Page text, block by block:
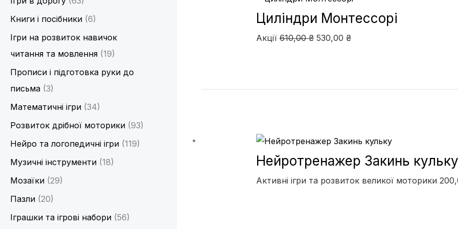
Книги і посібники (6)
Ігри на розвиток навичок
читання та мовлення (19)
Прописи і підготовка руки до
письма (3)
Математичні ігри (34)
Розвиток дрібної моторики (93)
Нейро та логопедичні ігри (119)
Музичні інструменти (18)
Мозаїки (29)
Пазли (20)
Іграшки та ігрові набори (56)
Циліндри Монтессорі
Акції610,00₴ 530,00 ₴
Нейротренажер Закинь кульку
Активні ігри та розвиток великої моторики